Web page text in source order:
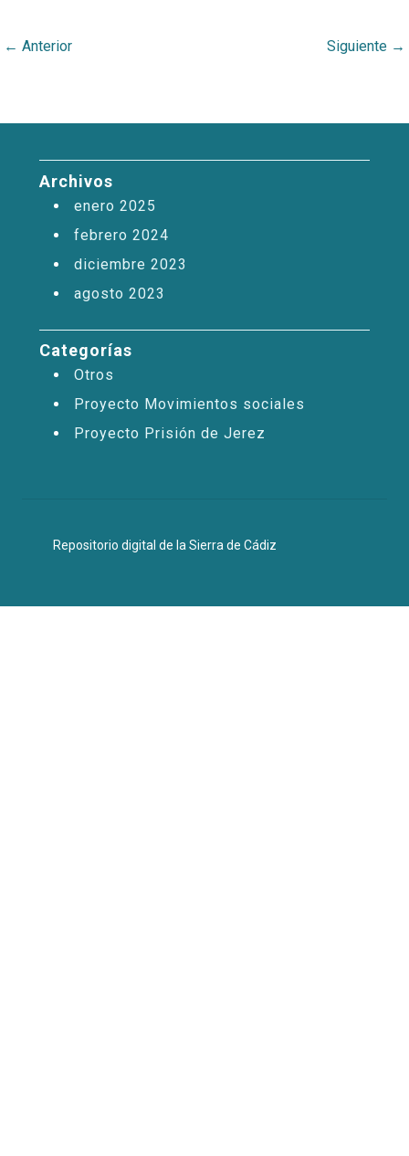
← Anterior Siguiente →
Archivos
enero 2025
febrero 2024
diciembre 2023
agosto 2023
Categorías
Otros
Proyecto Movimientos sociales
Proyecto Prisión de Jerez
Repositorio digital de la Sierra de Cádiz